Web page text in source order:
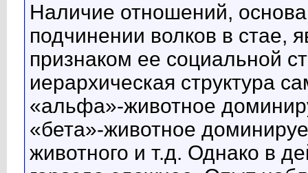
Наличие отношений,
подчинении волков в
признаком ее социальной
иерархическая структура
«альфа»-животное
«бета»-животное
животного и т.д. Однако в